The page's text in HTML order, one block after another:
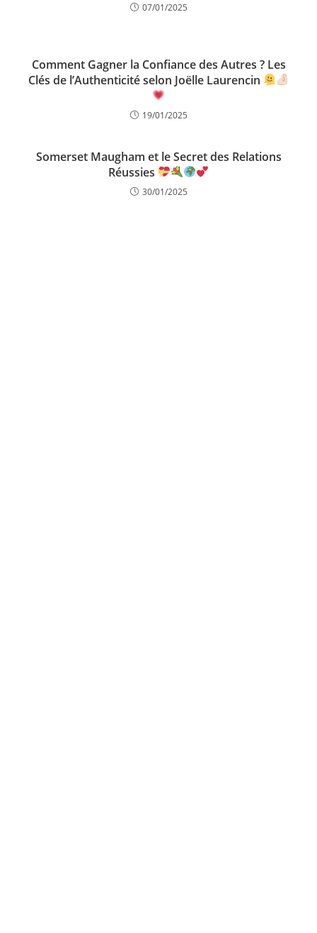
07/01/2025
Comment Gagner la Confiance des Autres ? Les
Clés de l’Authenticité selon Joëlle Laurencin
19/01/2025
Somerset Maugham et le Secret des Relations
Réussies
30/01/2025